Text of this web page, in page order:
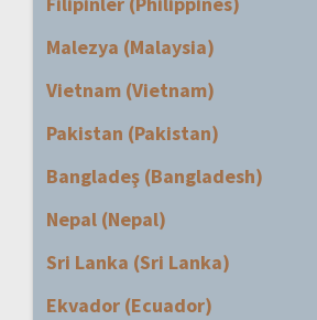
Malezya (Malaysia)
Vietnam (Vietnam)
Pakistan (Pakistan)
Bangladeş (Bangladesh)
Nepal (Nepal)
Sri Lanka (Sri Lanka)
Ekvador (Ecuador)